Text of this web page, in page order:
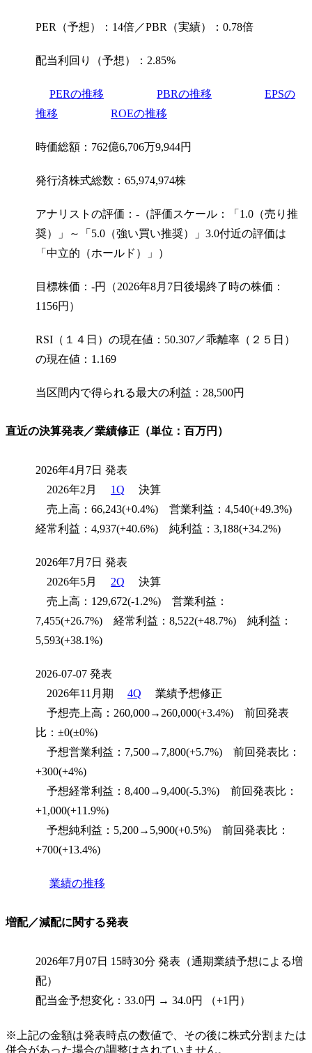
PER（予想）：14倍／PBR（実績）：0.78倍
配当利回り（予想）：2.85%
PERの推移 PBRの推移
EPSの
推移
ROEの推移
時価総額：762億6,706万9,944円
発行済株式総数：65,974,974株
アナリストの評価：-（評価スケール：「1.0（売り推
奨）」～「5.0（強い買い推奨）」3.0付近の評価は
「中立的（ホールド）」）
目標株価：-円（2026年8月7日後場終了時の株価：
1156円）
RSI（１４日）の現在値：50.307／乖離率（２５日）
の現在値：1.169
当区間内で得られる最大の利益：28,500円
直近の決算発表／業績修正（単位：百万円）
2026年4月7日 発表
2026年2月
1Q
決算
売上高：66,243(+0.4%) 営業利益：4,540(+49.3%)
経常利益：4,937(+40.6%) 純利益：3,188(+34.2%)
2026年7月7日 発表
2026年5月
2Q
決算
売上高：129,672(-1.2%) 営業利益：
7,455(+26.7%) 経常利益：8,522(+48.7%) 純利益：
5,593(+38.1%)
2026-07-07 発表
2026年11月期
4Q
業績予想修正
予想売上高：260,000→260,000(+3.4%) 前回発表
比：±0(±0%)
予想営業利益：7,500→7,800(+5.7%) 前回発表比：
+300(+4%)
予想経常利益：8,400→9,400(-5.3%) 前回発表比：
+1,000(+11.9%)
予想純利益：5,200→5,900(+0.5%) 前回発表比：
+700(+13.4%)
業績の推移
増配／減配に関する発表
2026年7月07日 15時30分 発表（通期業績予想による増
配）
配当金予想変化：33.0円 → 34.0円 （+1円）
※上記の金額は発表時点の数値で、その後に株式分割または
併合があった場合の調整はされていません。